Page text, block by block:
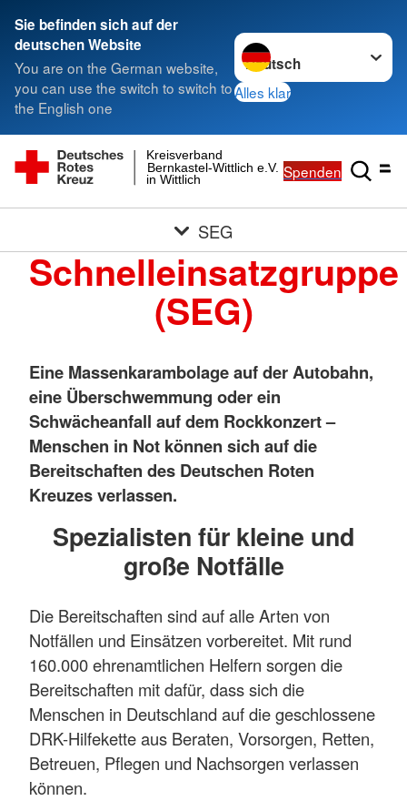
Sie befinden sich auf der
deutschen Website
You are on the German website,
you can use the switch to switch to
the English one
Sprache wechseln zu
Alles klar
in Wittlich
Bernkastel-Wittlich e.V.
Kreisverband
Spenden
SEG
Schnelleinsatzgruppe
(SEG)
Eine Massenkarambolage auf der Autobahn,
eine Überschwemmung oder ein
Schwächeanfall auf dem Rockkonzert –
Menschen in Not können sich auf die
Bereitschaften des Deutschen Roten
Kreuzes verlassen.
Spezialisten für kleine und
große Notfälle
Die Bereitschaften sind auf alle Arten von
Notfällen und Einsätzen vorbereitet. Mit rund
160.000 ehrenamtlichen Helfern sorgen die
Bereitschaften mit dafür, dass sich die
Menschen in Deutschland auf die geschlossene
DRK-Hilfekette aus Beraten, Vorsorgen, Retten,
Betreuen, Pflegen und Nachsorgen verlassen
können.